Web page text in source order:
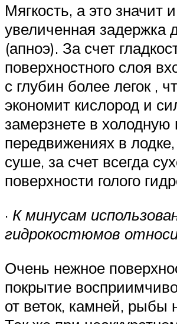
Мягкость, а это значит
увеличенная задержка
(апноэ). За счет
поверхностного слоя
с глубин более легок ,
экономит кислород и
замерзнете в холодную
передвижениях в
суше, за счет всегда
поверхности голого
· К минусам
гидрокостюмов
Очень нежное
покрытие
от веток, камней, рыбы